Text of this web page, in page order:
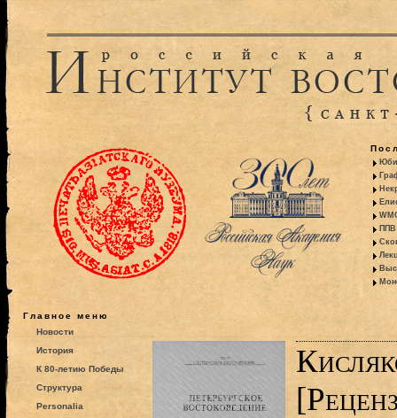
ППВ
Главное меню
Новости
История
К 80-летию Победы
Структура
Personalia